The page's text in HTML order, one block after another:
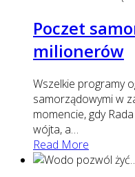
Poczet
milionerów
Wszelkie programy
samorządowymi w
momencie, gdy
wójta, a…
Read More